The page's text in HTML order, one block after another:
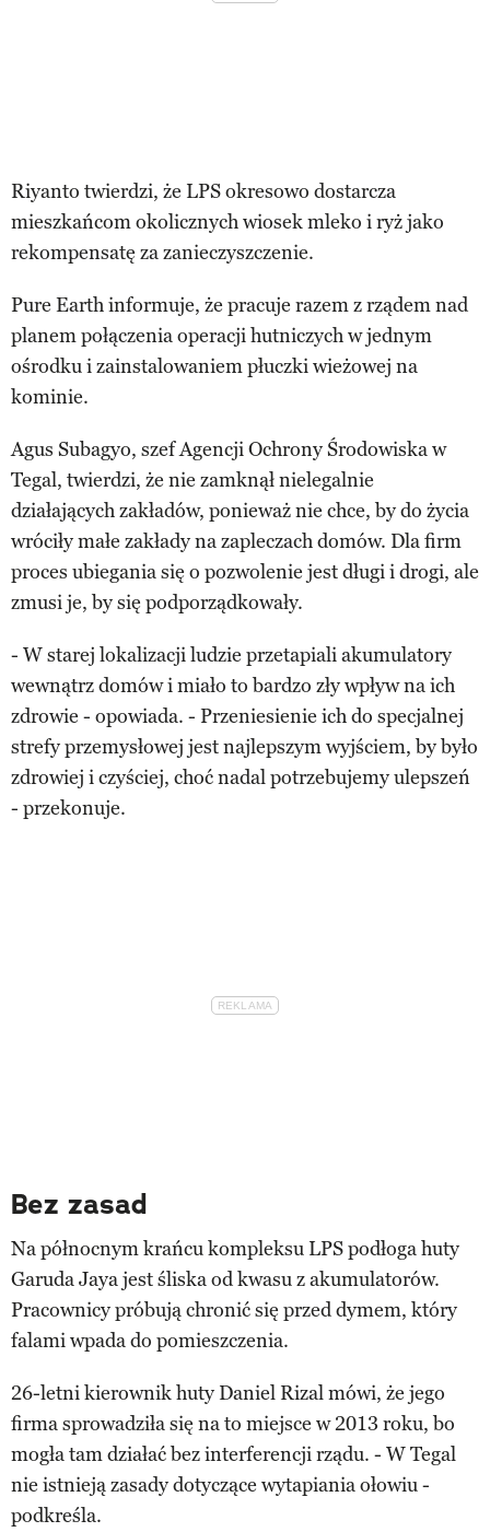
Riyanto twierdzi, że LPS okresowo dostarcza
mieszkańcom okolicznych wiosek mleko i ryż jako
rekompensatę za zanieczyszczenie.
Pure Earth informuje, że pracuje razem z rządem nad
planem połączenia operacji hutniczych w jednym
ośrodku i zainstalowaniem płuczki wieżowej na
kominie.
Agus Subagyo, szef Agencji Ochrony Środowiska w
Tegal, twierdzi, że nie zamknął nielegalnie
działających zakładów, ponieważ nie chce, by do życia
wróciły małe zakłady na zapleczach domów. Dla firm
proces ubiegania się o pozwolenie jest długi i drogi, ale
zmusi je, by się podporządkowały.
- W starej lokalizacji ludzie przetapiali akumulatory
wewnątrz domów i miało to bardzo zły wpływ na ich
zdrowie - opowiada. - Przeniesienie ich do specjalnej
strefy przemysłowej jest najlepszym wyjściem, by było
zdrowiej i czyściej, choć nadal potrzebujemy ulepszeń
- przekonuje.
Bez zasad
Na północnym krańcu kompleksu LPS podłoga huty
Garuda Jaya jest śliska od kwasu z akumulatorów.
Pracownicy próbują chronić się przed dymem, który
falami wpada do pomieszczenia.
26-letni kierownik huty Daniel Rizal mówi, że jego
firma sprowadziła się na to miejsce w 2013 roku, bo
mogła tam działać bez interferencji rządu. - W Tegal
nie istnieją zasady dotyczące wytapiania ołowiu -
podkreśla.